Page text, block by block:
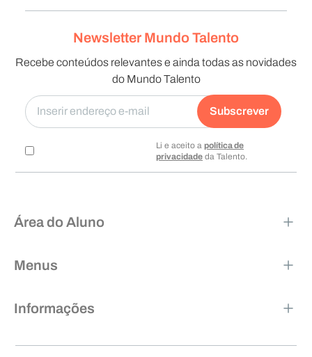
Newsletter Mundo Talento
Recebe conteúdos relevantes e ainda todas as novidades
do Mundo Talento
Li e aceito a política de
privacidade da Talento.
Subscrever
Área do Aluno
Menus
Informações